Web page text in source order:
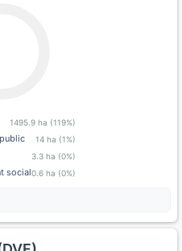
1495.9 ha (119%)
14 ha (1%)
3.3 ha (0%)
social0.6 ha (0%)